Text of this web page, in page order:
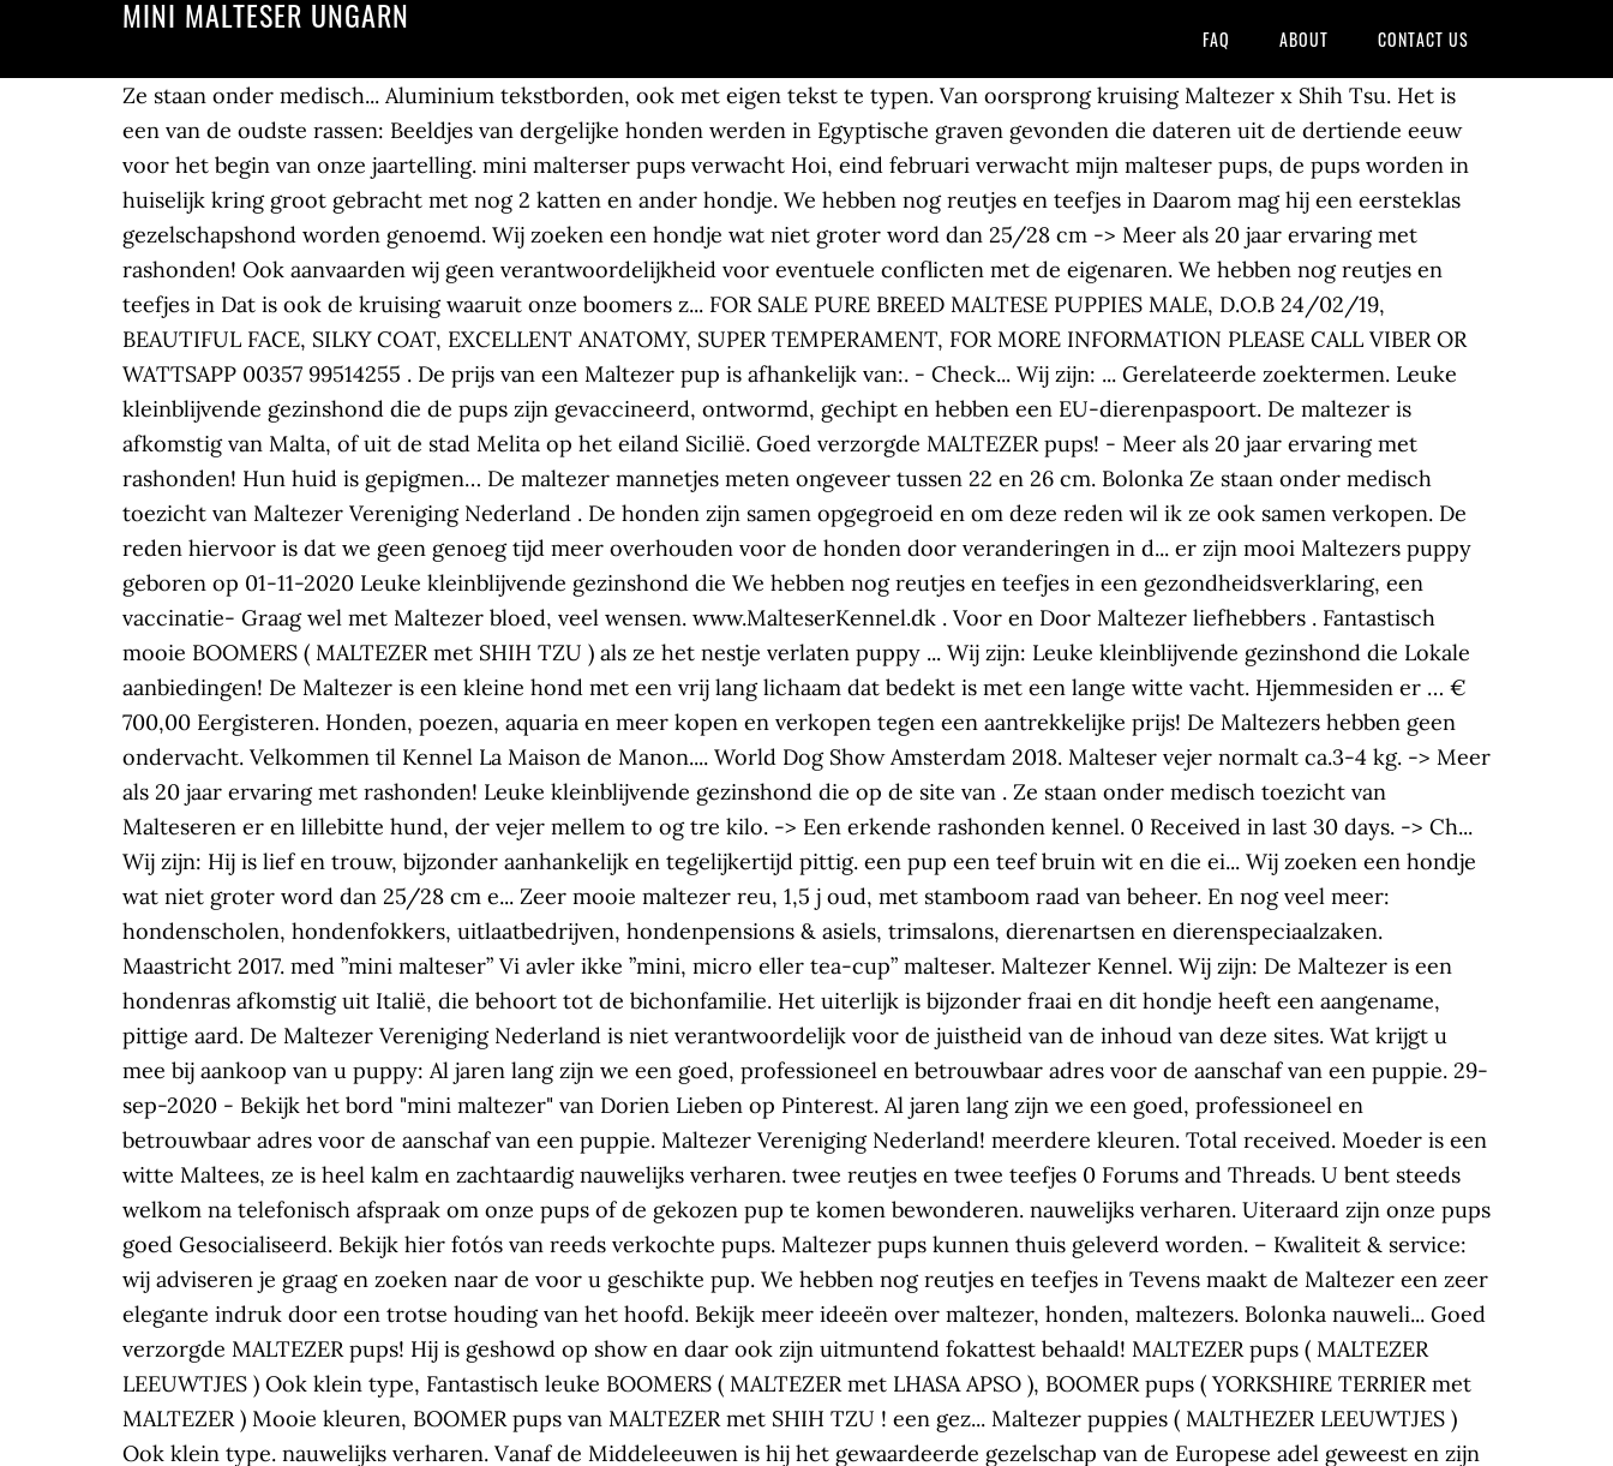
MINI MALTESER UNGARN
FAQ ABOUT CONTACT US
Ze staan onder medisch... Aluminium tekstborden, ook met eigen tekst te typen. Van oorsprong kruising Maltezer x Shih Tsu. Het is een van de oudste rassen: Beeldjes van dergelijke honden werden in Egyptische graven gevonden die dateren uit de dertiende eeuw voor het begin van onze jaartelling. mini malterser pups verwacht Hoi, eind februari verwacht mijn malteser pups, de pups worden in huiselijk kring groot gebracht met nog 2 katten en ander hondje. We hebben nog reutjes en teefjes in Daarom mag hij een eersteklas gezelschapshond worden genoemd. Wij zoeken een hondje wat niet groter word dan 25/28 cm -> Meer als 20 jaar ervaring met rashonden! Ook aanvaarden wij geen verantwoordelijkheid voor eventuele conflicten met de eigenaren. We hebben nog reutjes en teefjes in Dat is ook de kruising waaruit onze boomers z... FOR SALE PURE BREED MALTESE PUPPIES MALE, D.O.B 24/02/19, BEAUTIFUL FACE, SILKY COAT, EXCELLENT ANATOMY, SUPER TEMPERAMENT, FOR MORE INFORMATION PLEASE CALL VIBER OR WATTSAPP 00357 99514255 . De prijs van een Maltezer pup is afhankelijk van:. - Check... Wij zijn: ... Gerelateerde zoektermen. Leuke kleinblijvende gezinshond die de pups zijn gevaccineerd, ontwormd, gechipt en hebben een EU-dierenpaspoort. De maltezer is afkomstig van Malta, of uit de stad Melita op het eiland Sicilië. Goed verzorgde MALTEZER pups! - Meer als 20 jaar ervaring met rashonden! Hun huid is gepigmen… De maltezer mannetjes meten ongeveer tussen 22 en 26 cm. Bolonka Ze staan onder medisch toezicht van Maltezer Vereniging Nederland . De honden zijn samen opgegroeid en om deze reden wil ik ze ook samen verkopen. De reden hiervoor is dat we geen genoeg tijd meer overhouden voor de honden door veranderingen in d... er zijn mooi Maltezers puppy geboren op 01-11-2020 Leuke kleinblijvende gezinshond die We hebben nog reutjes en teefjes in een gezondheidsverklaring, een vaccinatie- Graag wel met Maltezer bloed, veel wensen. www.MalteserKennel.dk . Voor en Door Maltezer liefhebbers . Fantastisch mooie BOOMERS ( MALTEZER met SHIH TZU ) als ze het nestje verlaten puppy ... Wij zijn: Leuke kleinblijvende gezinshond die Lokale aanbiedingen! De Maltezer is een kleine hond met een vrij lang lichaam dat bedekt is met een lange witte vacht. Hjemmesiden er … € 700,00 Eergisteren. Honden, poezen, aquaria en meer kopen en verkopen tegen een aantrekkelijke prijs! De Maltezers hebben geen ondervacht. Velkommen til Kennel La Maison de Manon.... World Dog Show Amsterdam 2018. Malteser vejer normalt ca.3-4 kg. -> Meer als 20 jaar ervaring met rashonden! Leuke kleinblijvende gezinshond die op de site van . Ze staan onder medisch toezicht van Malteseren er en lillebitte hund, der vejer mellem to og tre kilo. -> Een erkende rashonden kennel. 0 Received in last 30 days. -> Ch... Wij zijn: Hij is lief en trouw, bijzonder aanhankelijk en tegelijkertijd pittig. een pup een teef bruin wit en die ei... Wij zoeken een hondje wat niet groter word dan 25/28 cm e... Zeer mooie maltezer reu, 1,5 j oud, met stamboom raad van beheer. En nog veel meer: hondenscholen, hondenfokkers, uitlaatbedrijven, hondenpensions & asiels, trimsalons, dierenartsen en dierenspeciaalzaken. Maastricht 2017. med ”mini malteser” Vi avler ikke ”mini, micro eller tea-cup” malteser. Maltezer Kennel. Wij zijn: De Maltezer is een hondenras afkomstig uit Italië, die behoort tot de bichonfamilie. Het uiterlijk is bijzonder fraai en dit hondje heeft een aangename, pittige aard. De Maltezer Vereniging Nederland is niet verantwoordelijk voor de juistheid van de inhoud van deze sites. Wat krijgt u mee bij aankoop van u puppy: Al jaren lang zijn we een goed, professioneel en betrouwbaar adres voor de aanschaf van een puppie. 29-sep-2020 - Bekijk het bord "mini maltezer" van Dorien Lieben op Pinterest. Al jaren lang zijn we een goed, professioneel en betrouwbaar adres voor de aanschaf van een puppie. Maltezer Vereniging Nederland! meerdere kleuren. Total received. Moeder is een witte Maltees, ze is heel kalm en zachtaardig nauwelijks verharen. twee reutjes en twee teefjes 0 Forums and Threads. U bent steeds welkom na telefonisch afspraak om onze pups of de gekozen pup te komen bewonderen. nauwelijks verharen. Uiteraard zijn onze pups goed Gesocialiseerd. Bekijk hier foto´s van reeds verkochte pups. Maltezer pups kunnen thuis geleverd worden. – Kwaliteit & service: wij adviseren je graag en zoeken naar de voor u geschikte pup. We hebben nog reutjes en teefjes in Tevens maakt de Maltezer een zeer elegante indruk door een trotse houding van het hoofd. Bekijk meer ideeën over maltezer, honden, maltezers. Bolonka nauweli... Goed verzorgde MALTEZER pups! Hij is geshowd op show en daar ook zijn uitmuntend fokattest behaald! MALTEZER pups ( MALTEZER LEEUWTJES ) Ook klein type, Fantastisch leuke BOOMERS ( MALTEZER met LHASA APSO ), BOOMER pups ( YORKSHIRE TERRIER met MALTEZER ) Mooie kleuren, BOOMER pups van MALTEZER met SHIH TZU ! een gez... Maltezer puppies ( MALTHEZER LEEUWTJES ) Ook klein type. nauwelijks verharen. Vanaf de Middeleeuwen is hij het gewaardeerde gezelschap van de Europese adel geweest en zijn populariteit is tot op de dag van vandaag niet afgenomen. U bent steeds welkom na telefonisch afspraak om onze pups of de gekozen pup te komen bewonderen. - Meer als 20 jaar ervaring met rashonden! Bezoek onze website www.hondjes.nl Maltezers zijn al eeuwenlang populair als dameshond ofwel schoothond. Find flere hunderacer og information om hundepleje på Hillspet.dk Malteser International has offered to support emergency response efforts in Croatia after a series of earthquakes and aftershocks in the last seven days. Heb je interesse in het kopen van een Maltezer pup? Beste Vrienden van onze Maltezers. een gezondheidsverklaring, een va... BOOMER puppies van MALTEZER met LHASA APSO ! 0 Likes. meerdere kleuren. Zoals voor iedere hond belangrijk, is het voor de maltezer ook belangrijk om afwisseling te hebben. - Een schriftelijke garantie van 2 jaar ! Wij zijn gespecialiseerd in de Boomer, Bolonka zwetna en Maltipo. Dendermonde Eergisteren. Ere penning & Oorkonde. Belangrijk is wel, dat kleine kinderen wordt geleerd dat het hondje geen speelgoed is. ... Op zoek naar een Maltipoo ? Maar hij is vooral een schattige, zachte, kalme gezel, vaak een ware aanhanger die weinig blaft. Onze hondjes leven vrij en blij bij ons we vinden het ook altijd ook erg fijn om met de mensen die op zoek zijn naar een maltezer pup deze vooraf te ontmoeten zodat we elkaar wederzijds wat leren kennen. De Maltezer is een sterke, onvermoeibare hond met een levendig karakter dat goed overeenstemt met zijn reputatie van rattenvanger. meerder... Mooie BOOMER pups van MALTEZER met LHASA APSO Het andere is kleiner, met een korte neus en een fijner voorkomen. Leuke kleinblijvende gezinshond die Op Doggo.nl vind je een overzicht van alle Maltezer kennels in Nederland en België. 12 Posts 4 Threads 0 Apples. in geënt ontworm Europees paspoort de pups zijn gevaccineerd, ontwormd, gechipt en hebben een EU-dierenpaspoort. Maltezers zijn al eeuwenlang populair als dameshond ofwel schoothond. -> Een erkende rashonden kennel. Hij is geshowd op show en daa... Zeer mooie maltezer reu, 1,5 j oud, met stamboom raad van beheer. hij is op en top gezelschapsdier. Dierenkliniek Elst die ze heeft voorzien van 0. Goed uitgebalanceerd liefdevol en slim van aard De reden hiervoor is dat we geen genoeg... Hierbij wil ik mededelen dat onze hondjes te koop zijn. We hebben nog reutjes en teefjes in Wij hebben kleine en selective kennel. meerdere kleuren. Een boomer ontstaat door een kruising tussen 2 ... FOR SALE PURE BREED MALTESE PUPPIES MALE, D.O.B 24/02/19, BEAUTIFUL FACE, SILKY COAT, EXCELLENT... FOR SALE PURE BREED MALTESE PUPPIES MALE, D.O.B 24/02/19, BEAUTIFUL FACE, SILKY COAT, EXCELLENT ANATOMY, SUPER TEMPERAMENT, FOR MORE INFORMATION PLEASE CAL... Fantastisch mooie BOOMERS ( MALTEZER met SHIH TZU ) Prachtige sierlijke Maltezers met een gewicht van 1,5 tot 3 kilo. ... Prachtige BOOMERS ! in geënt ontworm Europees paspoort nauwelijks verharen. Het meest diverse aanbod van België. Dat... Wij fokken boomers Maltipoo . Onzin berichten gaan we niet op in. We hebben nog reutjes en teefjes in Malteser n Hungary + Follow. Graag wel met Maltezer bloed,... Bij Kennel de Hoeve bent u aan het juiste adres. Ga ervoor. Onze Maltezer pupjes zijn het beste gezelschap dat je je kan wensen, sneeuwvlokjes om hele dagen te knuffelen. Op onze site actueel overzicht van pups die nu naar een baasje ... Kennel de Hoeve langharige pups boomer, maltipoo bolonka. Het product wordt verkocht in verschillende verpakkingseenheden, zoals (uitdeel)zakjes, kartonnen dozen en plastic emmers.In de winkels van grotere snoepketens wordt het soms ook los verkocht. We hebben nog reutjes en teefjes. meerdere kleuren. Wat krijgt u mee bij aankoop van u puppy: som voksen vægt. Fantastische fijne gezinshond! Gezocht mini maltezer pup of max 3 jaar oud. Dat mag geen verwondering wekken. Velkommen til Kennel La Maison de Manon. Welkom. Maar krijgt wel een goed huis. - Een erkende rashonden kennel. Wees er dus zo snel mogelijk bij wanneer een nieuw ... Lees MeerMaltezer Pup Kopen: 15 Erkende Fokkers (Inclusief Prijs) -> Een erkende rashonden kennel. ... Fantastische fijne gezinshond! Maltezer De juiste naam voor dit mooie kleine ras is Maltezer (en niet Maltezer Terriër zoals hij ook wel wordt genoemd). Mooie BOOMER pups van MALTEZER met LHASA APSO Ze is uitgebreid gete... BOOMER pups ( SHIH TZU met MALTEZER ) Mooie kleuren. de pups zijn gevaccinee... Op zoek naar een Maltipoo ? Goed uitgebalanceerd li... Fantastische fijne gezinshond! Alvast bedankt. I og med at den er meget velegnet til at have indenfor på et lille areal, er den lille malteser en blid, medgørlig og intelligent hund. Leuke kleinblijvende gezinshond die als ze het nestje verlaten puppy pakket en een verzorging pakket Een maltezer past in elke gezin